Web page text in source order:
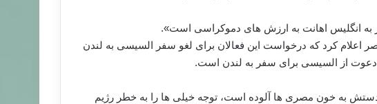
به انگلیس اهانت به ارزش های دموکراسی است».
اعلام کرد که درخواست این فعالان برای لغو سفر السیسی به لندن
دعوت از السیسی برای سفر به لندن است.
به خون مصری ها آلوده است، توجه خیلی ها را به خطر رژیم